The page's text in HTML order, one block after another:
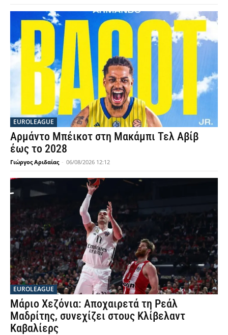
EUROLEAGUE
Αρμάντο Μπέικοτ στη Μακάμπι Τελ Αβίβ
έως το 2028
Γιώργος Αριδαίας - 06/08/2026 12:12
EUROLEAGUE
Μάριο Χεζόνια: Αποχαιρετά τη Ρεάλ
Μαδρίτης, συνεχίζει στους Κλίβελαντ
Καβαλίερς